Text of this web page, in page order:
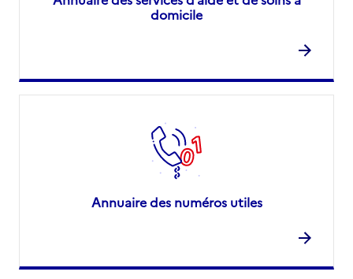
domicile
Annuaire des numéros utiles